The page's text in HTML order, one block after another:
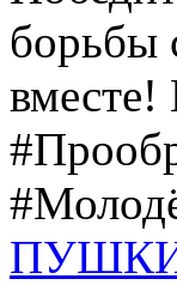
борьбы
вместе!